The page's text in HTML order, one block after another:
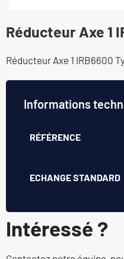
Réducteur Axe 1
Réducteur Axe 1 IRB6600
Informations
RÉFÉRENCE
ECHANGE STANDARD
Intéressé ?